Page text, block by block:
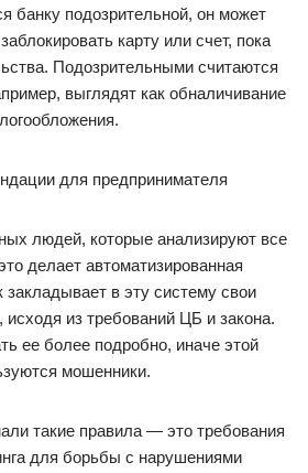
банку подозрительной, он может
карту или счет, пока
Подозрительными считаются
выглядят как обналичивание
для предпринимателя
людей, которые анализируют все
делает автоматизированная
в эту систему свои
исходя из требований ЦБ и закона.
ее более подробно, иначе этой
мошенники.
такие правила — это требования
для борьбы с нарушениями